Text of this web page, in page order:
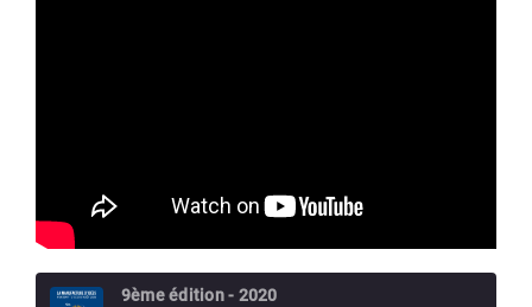
9ème édition - 2020